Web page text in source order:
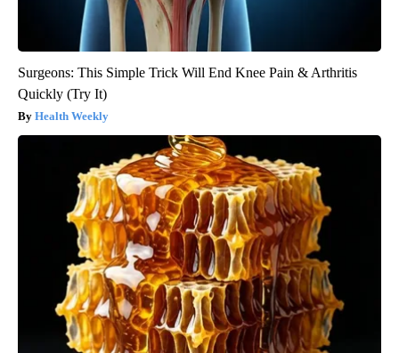
Surgeons: This Simple Trick Will End Knee Pain & Arthritis
Quickly (Try It)
Health Weekly